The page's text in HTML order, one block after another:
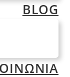
BLOG